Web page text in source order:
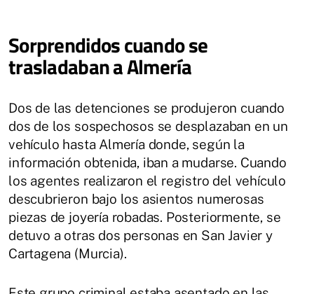
Sorprendidos cuando se
trasladaban a Almería
Dos de las detenciones se produjeron cuando
dos de los sospechosos se desplazaban en un
vehículo hasta Almería donde, según la
información obtenida, iban a mudarse. Cuando
los agentes realizaron el registro del vehículo
descubrieron bajo los asientos numerosas
piezas de joyería robadas. Posteriormente, se
detuvo a otras dos personas en San Javier y
Cartagena (Murcia).